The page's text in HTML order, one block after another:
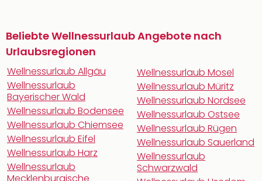
Beliebte Wellnessurlaub Angebote nach
Urlaubsregionen
Wellnessurlaub Allgäu
Wellnessurlaub
Bayerischer Wald
Wellnessurlaub Bodensee
Wellnessurlaub Chiemsee
Wellnessurlaub Eifel
Wellnessurlaub Harz
Wellnessurlaub
Wellnessurlaub Mosel
Wellnessurlaub Müritz
Wellnessurlaub Nordsee
Wellnessurlaub Ostsee
Wellnessurlaub Rügen
Wellnessurlaub Sauerland
Wellnessurlaub
Schwarzwald